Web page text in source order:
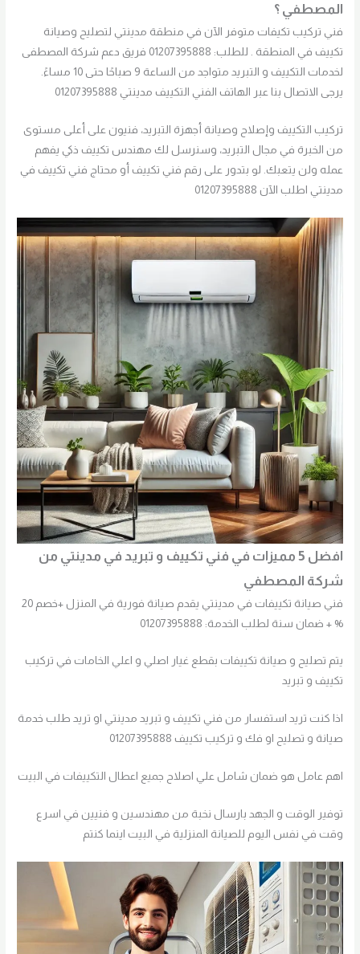
المصطفي ؟
فني تركيب تكيفات متوفر الآن في منطقة مدينتي لتصليح وصيانة
تكييف في المنطقة . للطلب: 01207395888 فريق دعم شركة المصطفى
لخدمات التكييف و التبريد متواجد من الساعة 9 صباحًا حتى 10 مساءً.
يرجى الاتصال بنا عبر الهاتف الفني التكييف مدينتي 01207395888
تركيب التكييف وإصلاح وصيانة أجهزة التبريد، فنيون على أعلى مستوى
من الخبرة في مجال التبريد، وسنرسل لك مهندس تكييف ذكي يفهم
عمله ولن يتعبك. لو بتدور على رقم فني تكييف أو محتاج فني تكييف في
مدينتي اطلب الآن 01207395888
افضل 5 مميزات في فني تكييف و تبريد في مدينتي من
شركة المصطفي
فني صيانة تكييفات في مدينتي يقدم صيانة فورية في المنزل +خصم 20
% + ضمان سنة لطلب الخدمة: 01207395888
يتم تصليح و صيانة تكييفات بقطع غيار اصلي و اعلي الخامات في تركيب
تكييف و تبريد
اذا كنت تريد استفسار من فني تكييف و تبريد مدينتي او تريد طلب خدمة
صيانة و تصليح او فك و تركيب تكييف 01207395888
اهم عامل هو ضمان شامل علي اصلاح جميع اعطال التكييفات في البيت
توفير الوقت و الجهد بارسال نخبة من مهندسين و فنيين في اسرع
وقت في نفس اليوم للصيانة المنزلية في البيت اينما كنتم